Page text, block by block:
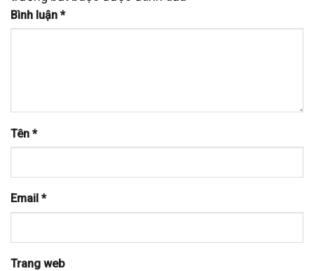
Bình luận *
Tên *
Email *
Trang web